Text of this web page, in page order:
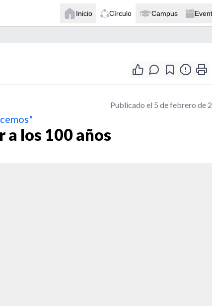
Inicio Círculo Campus
Publicado el 5 de febrero de
a los 100 años